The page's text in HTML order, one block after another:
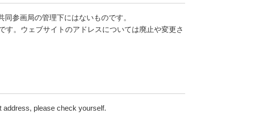
参画局の管理下にはないものです。
す。ウェブサイトのアドレスについては廃止や変更さ
address, please check yourself.